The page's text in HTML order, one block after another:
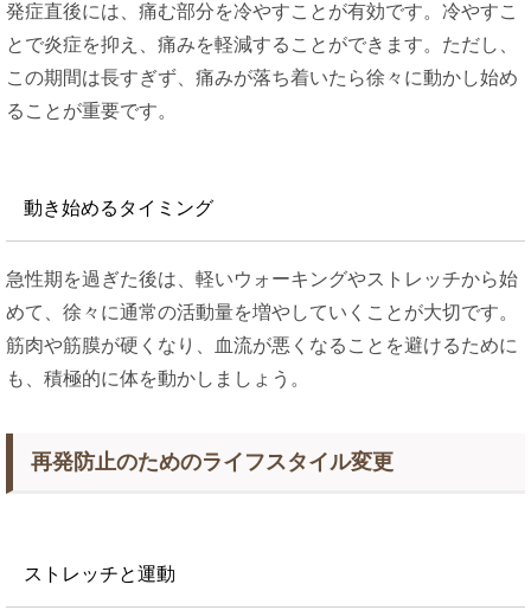
発症直後には、痛む部分を冷やすことが有効です。冷やすこ
とで炎症を抑え、痛みを軽減することができます​。ただし、
この期間は長すぎず、痛みが落ち着いたら徐々に動かし始め
ることが重要です。
動き始めるタイミング
急性期を過ぎた後は、軽いウォーキングやストレッチから始
めて、徐々に通常の活動量を増やしていくことが大切です。
筋肉や筋膜が硬くなり、血流が悪くなることを避けるために
も、積極的に体を動かしましょう​。
再発防止のためのライフスタイル変更
ストレッチと運動